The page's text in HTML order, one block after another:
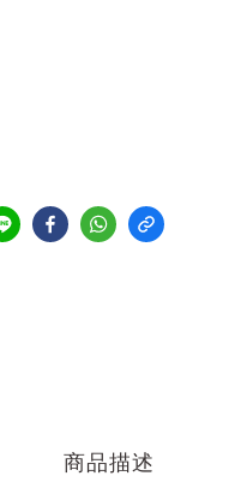
商品描述